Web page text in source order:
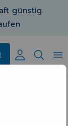
günstig